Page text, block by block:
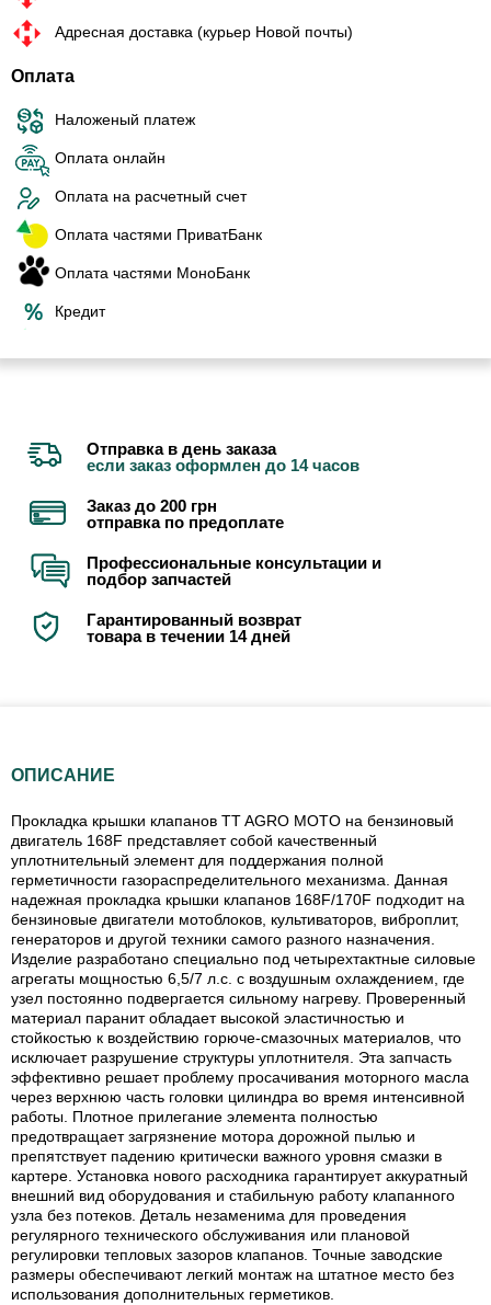
Адресная доставка (курьер Новой почты)
Оплата
Наложеный платеж
Оплата онлайн
Оплата на расчетный счет
Оплата частями ПриватБанк
Оплата частями МоноБанк
Кредит
Отправка в день заказа
если заказ оформлен до 14 часов
Заказ до 200 грн
отправка по предоплате
Профессиональные консультации и
подбор запчастей
Гарантированный возврат
товара в течении 14 дней
ОПИСАНИЕ
Прокладка крышки клапанов TT AGRO MOTO на бензиновый
двигатель 168F представляет собой качественный
уплотнительный элемент для поддержания полной
герметичности газораспределительного механизма. Данная
надежная прокладка крышки клапанов 168F/170F подходит на
бензиновые двигатели мотоблоков, культиваторов, виброплит,
генераторов и другой техники самого разного назначения.
Изделие разработано специально под четырехтактные силовые
агрегаты мощностью 6,5/7 л.с. с воздушным охлаждением, где
узел постоянно подвергается сильному нагреву. Проверенный
материал паранит обладает высокой эластичностью и
стойкостью к воздействию горюче-смазочных материалов, что
исключает разрушение структуры уплотнителя. Эта запчасть
эффективно решает проблему просачивания моторного масла
через верхнюю часть головки цилиндра во время интенсивной
работы. Плотное прилегание элемента полностью
предотвращает загрязнение мотора дорожной пылью и
препятствует падению критически важного уровня смазки в
картере. Установка нового расходника гарантирует аккуратный
внешний вид оборудования и стабильную работу клапанного
узла без потеков. Деталь незаменима для проведения
регулярного технического обслуживания или плановой
регулировки тепловых зазоров клапанов. Точные заводские
размеры обеспечивают легкий монтаж на штатное место без
использования дополнительных герметиков.